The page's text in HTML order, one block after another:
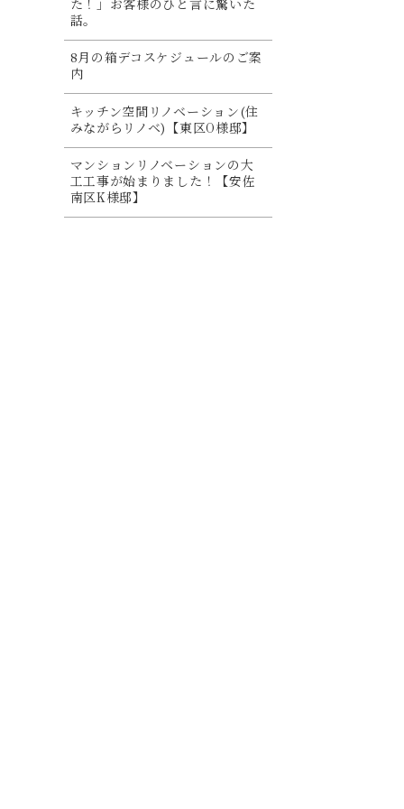
た！」お客様のひと言に驚いた
話。
8月の箱デコスケジュールのご案
内
キッチン空間リノベーション(住
みながらリノベ)【東区O様邸】
マンションリノベーションの大
工工事が始まりました！【安佐
南区K様邸】